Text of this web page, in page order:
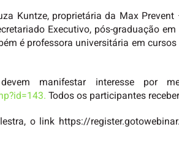
Kuntze, proprietária da Max
Executivo, pós-graduação
é professora universitária em
manifestar interesse por
Todos os participantes
o link https://